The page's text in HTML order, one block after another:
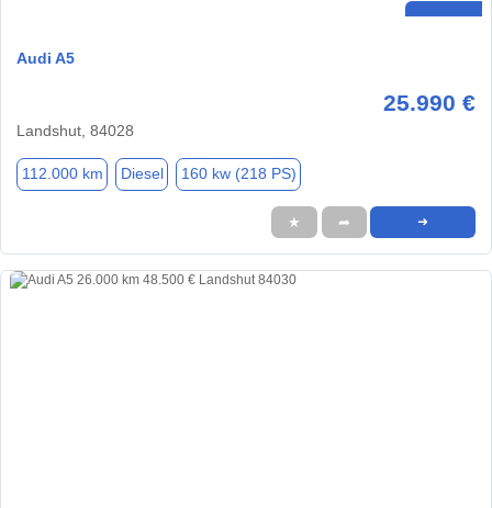
Audi A5
25.990 €
Landshut, 84028
112.000 km Diesel 160 kw (218 PS)
★ ➦ ➜